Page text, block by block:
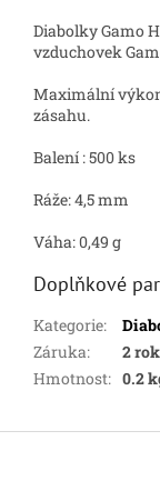
Diabolky Gamo
vzduchovek
Maximální
zásahu.
Balení : 500 ks
Ráže: 4,5 mm
Váha: 0,49 g
Doplňkové
Kategorie:
Záruka:
2
Hmotnost: 0.2
Z